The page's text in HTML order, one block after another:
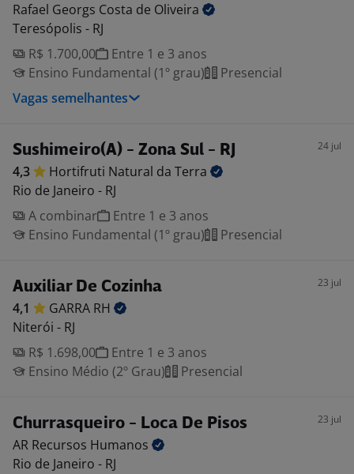
Rafael Georgs Costa de Oliveira
Teresópolis - RJ
R$ 1.700,00
Entre 1 e 3 anos
Ensino Fundamental (1º grau)
Presencial
Vagas semelhantes
Sushimeiro(A) - Zona Sul - RJ 24 jul
4,3 Hortifruti Natural da Terra
Rio de Janeiro - RJ
A combinar
Entre 1 e 3 anos
Ensino Fundamental (1º grau)
Presencial
Auxiliar De Cozinha 23 jul
4,1 GARRA RH
Niterói - RJ
R$ 1.698,00
Entre 1 e 3 anos
Ensino Médio (2º Grau)
Presencial
Churrasqueiro - Loca De Pisos 23 jul
AR Recursos Humanos
Rio de Janeiro - RJ